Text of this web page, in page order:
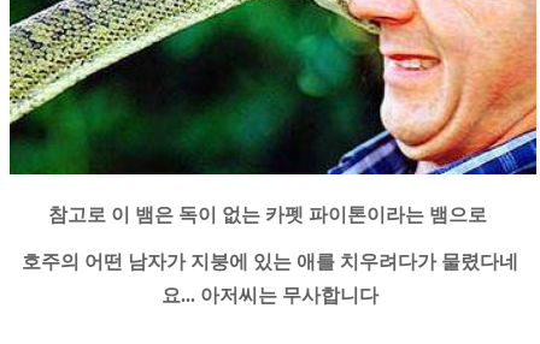
참고로 이 뱀은 독이 없는 카펫 파이톤이라는 뱀으로
호주의 어떤 남자가 지붕에 있는 애를 치우려다가 물렸다네
요... 아저씨는 무사합니다